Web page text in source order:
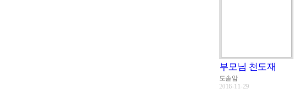
부모님 천도재
도솔암
2016-11-29